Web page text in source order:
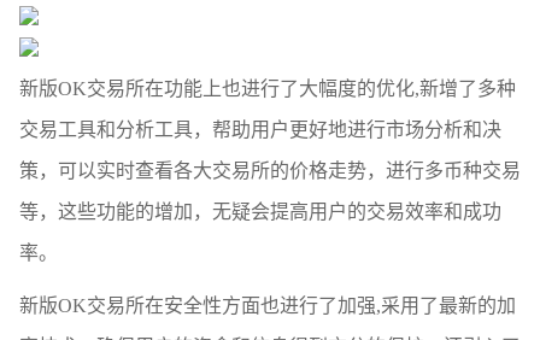
新版OK交易所在功能上也进行了大幅度的优化,新增了多种
交易工具和分析工具，帮助用户更好地进行市场分析和决
策，可以实时查看各大交易所的价格走势，进行多币种交易
等，这些功能的增加，无疑会提高用户的交易效率和成功
率。
新版OK交易所在安全性方面也进行了加强,采用了最新的加